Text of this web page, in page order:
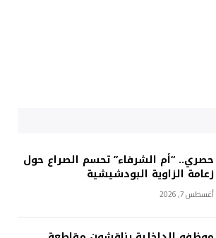
حصري.. “أم الشرفاء” تحسم الصراع حول
زعامة الزاوية البودشيشية
أغسطس 7, 2026